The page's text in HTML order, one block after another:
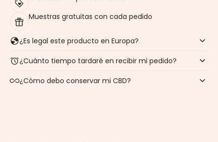
Muestras gratuitas con cada pedido
¿Es legal este producto en Europa?
¿Cuánto tiempo tardaré en recibir mi pedido?
¿Cómo debo conservar mi CBD?